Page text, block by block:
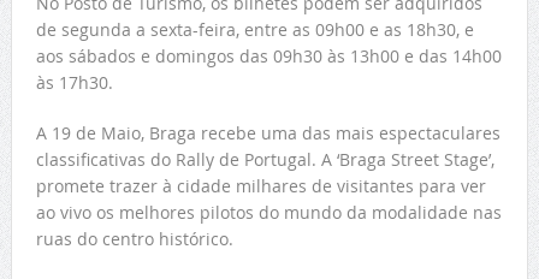
de segunda a sexta-feira, entre as 09h00 e as 18h30, e
aos sábados e domingos das 09h30 às 13h00 e das 14h00
às 17h30.
A 19 de Maio, Braga recebe uma das mais espectaculares
classificativas do Rally de Portugal. A ‘Braga Street Stage’,
promete trazer à cidade milhares de visitantes para ver
ao vivo os melhores pilotos do mundo da modalidade nas
ruas do centro histórico.